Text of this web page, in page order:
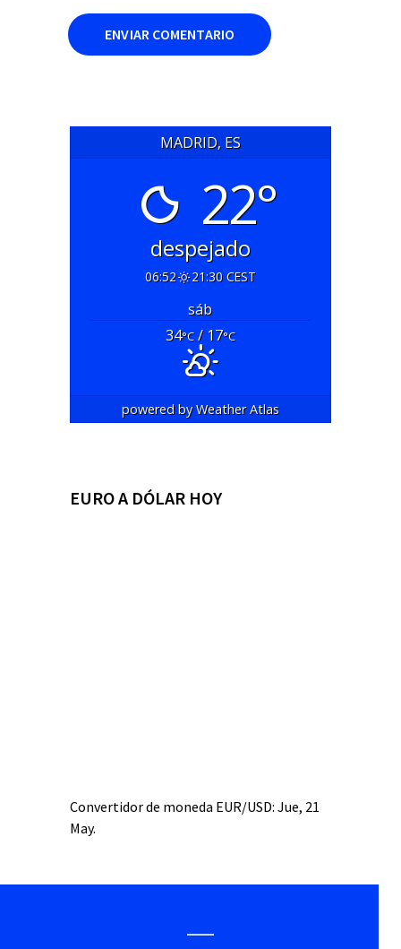
MADRID, ES
22°
despejado
06:52 21:30 CEST
sáb
34°C/ 17°C
powered byWeather Atlas
EURO A DÓLAR HOY
Convertidor de moneda EUR/USD: Jue, 21
May.